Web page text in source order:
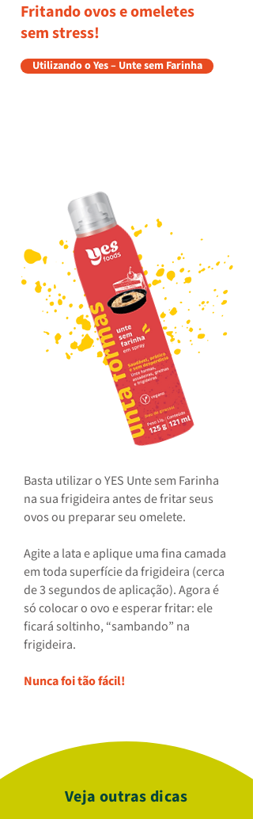
Fritando ovos e omeletes
sem stress!
Utilizando o Yes – Unte sem Farinha
Basta utilizar o YES Unte sem Farinha
na sua frigideira antes de fritar seus
ovos ou preparar seu omelete.
Agite a lata e aplique uma fina camada
em toda superfície da frigideira (cerca
de 3 segundos de aplicação). Agora é
só colocar o ovo e esperar fritar: ele
ficará soltinho, “sambando” na
frigideira.
Nunca foi tão fácil!
Veja outras dicas